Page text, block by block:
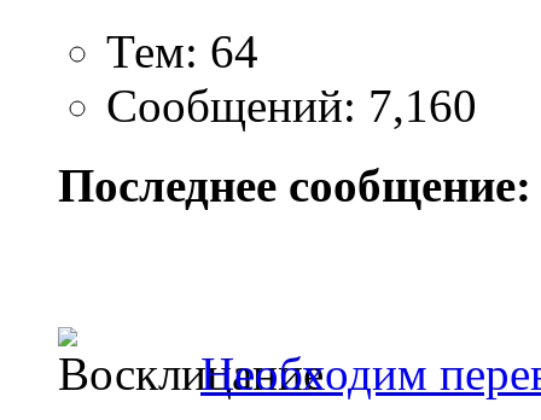
Тем: 64
Сообщений: 7,160
Последнее сообщение:
Необходим